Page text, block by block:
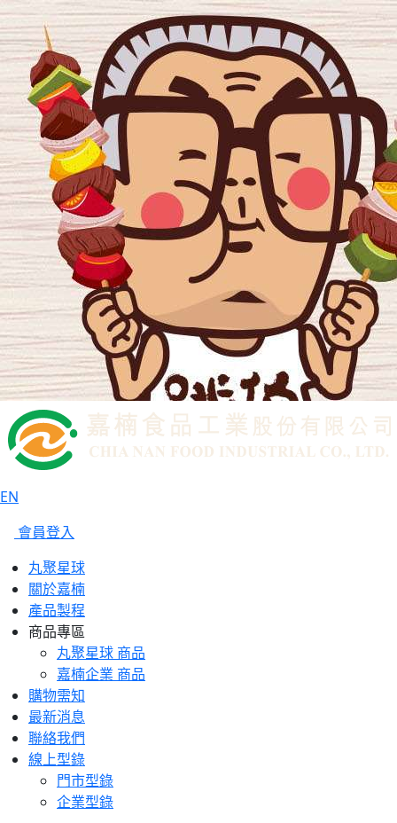
EN
會員登入
丸聚星球
關於嘉楠
產品製程
商品專區
丸聚星球 商品
嘉楠企業 商品
購物需知
最新消息
聯絡我們
線上型錄
門市型錄
企業型錄